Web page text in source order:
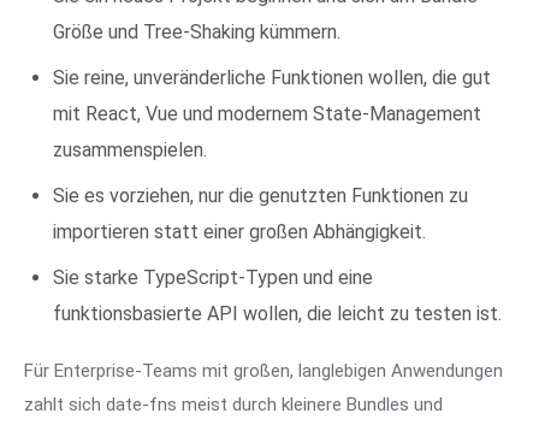
Größe und Tree-Shaking kümmern.
Sie reine, unveränderliche Funktionen wollen, die gut
mit React, Vue und modernem State-Management
zusammenspielen.
Sie es vorziehen, nur die genutzten Funktionen zu
importieren statt einer großen Abhängigkeit.
Sie starke TypeScript-Typen und eine
funktionsbasierte API wollen, die leicht zu testen ist.
Für Enterprise-Teams mit großen, langlebigen Anwendungen
zahlt sich date-fns meist durch kleinere Bundles und